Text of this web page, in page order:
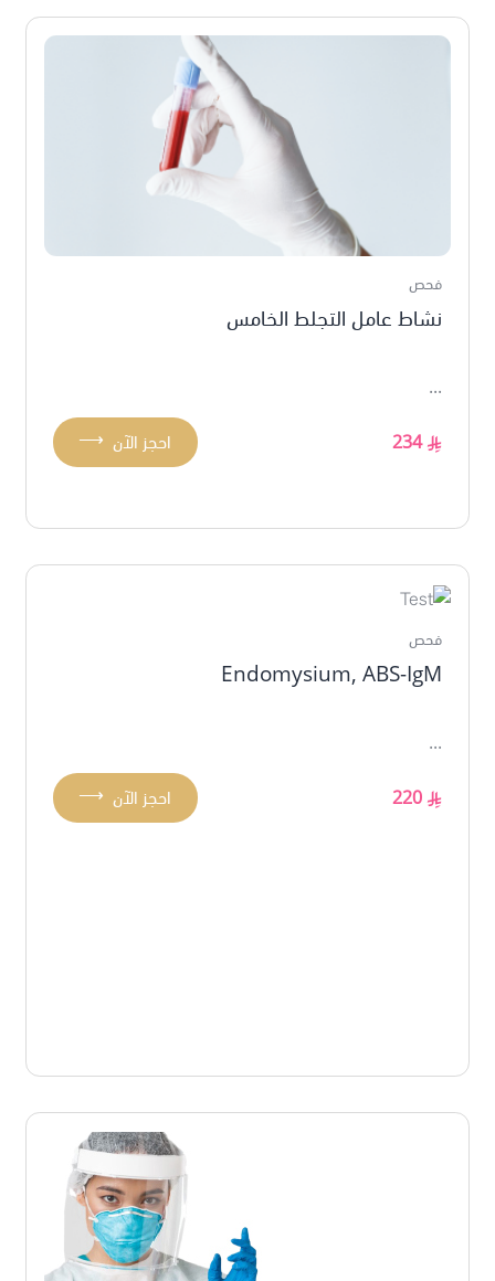
فحص
نشاط عامل التجلط الخامس
...
234
⟶ احجز الآن
فحص
Endomysium, ABS-IgM
...
220
⟶ احجز الآن